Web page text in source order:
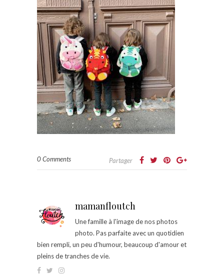
0 Comments Partager
mamanfloutch
Une famille à l'image de nos photos
photo. Pas parfaite avec un quotidien
bien rempli, un peu d'humour, beaucoup d'amour et
pleins de tranches de vie.